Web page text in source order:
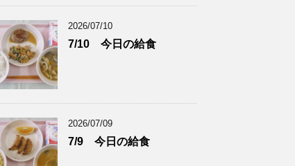
2026/07/10
7/10 今日の給食
2026/07/09
7/9 今日の給食